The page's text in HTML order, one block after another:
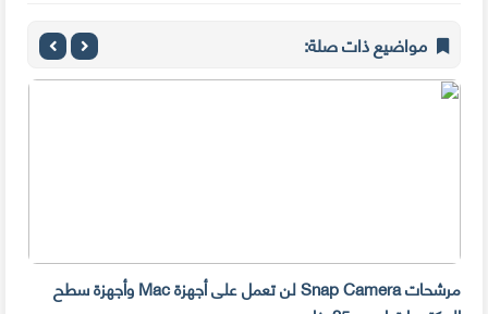
مواضيع ذات صلة:
مرشحات Snap Camera لن تعمل على أجهزة Mac وأجهزة سطح